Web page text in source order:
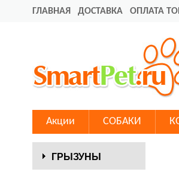
ГЛАВНАЯ ДОСТАВКА ОПЛАТА
Акции СОБАКИ
ГРЫЗУНЫ